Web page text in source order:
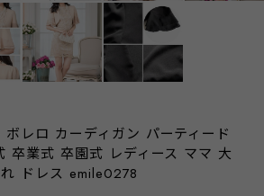
レロ カーディガン パーティード
卒業式 卒園式 レディース ママ 大
ドレス emile0278